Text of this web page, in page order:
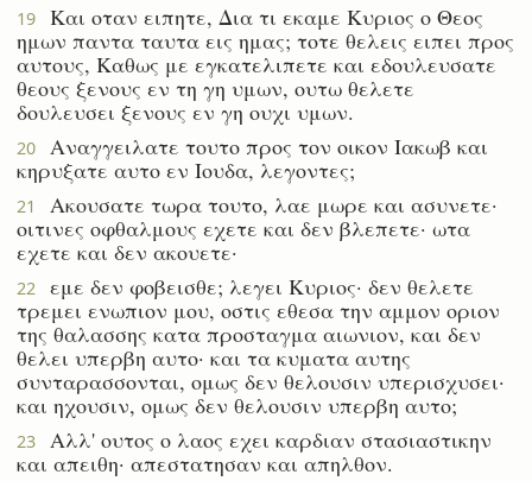
19
Και οταν ειπητε, Δια τι εκαμε Κυριος ο Θεος
ημων παντα ταυτα εις ημας; τοτε θελεις ειπει προς
αυτους, Καθως με εγκατελιπετε και εδουλευσατε
θεους ξενους εν τη γη υμων, ουτω θελετε
δουλευσει ξενους εν γη ουχι υμων.
20
Αναγγειλατε τουτο προς τον οικον Ιακωβ και
κηρυξατε αυτο εν Ιουδα, λεγοντες;
21
Ακουσατε τωρα τουτο, λαε μωρε και ασυνετε·
οιτινες οφθαλμους εχετε και δεν βλεπετε· ωτα
εχετε και δεν ακουετε·
22
εμε δεν φοβεισθε; λεγει Κυριος· δεν θελετε
τρεμει ενωπιον μου, οστις εθεσα την αμμον οριον
της θαλασσης κατα προσταγμα αιωνιον, και δεν
θελει υπερβη αυτο· και τα κυματα αυτης
συνταρασσονται, ομως δεν θελουσιν υπερισχυσει·
και ηχουσιν, ομως δεν θελουσιν υπερβη αυτο;
23
Αλλ' ουτος ο λαος εχει καρδιαν στασιαστικην
και απειθη· απεστατησαν και απηλθον.